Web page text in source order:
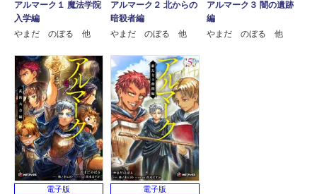
アルマーク１ 魔法学院
入学編
やまだ のぼる 他
アルマーク２ 北からの
暗殺者編
やまだ のぼる 他
アルマーク３ 闇の遺跡
編
やまだ のぼる 他
電子版 電子版